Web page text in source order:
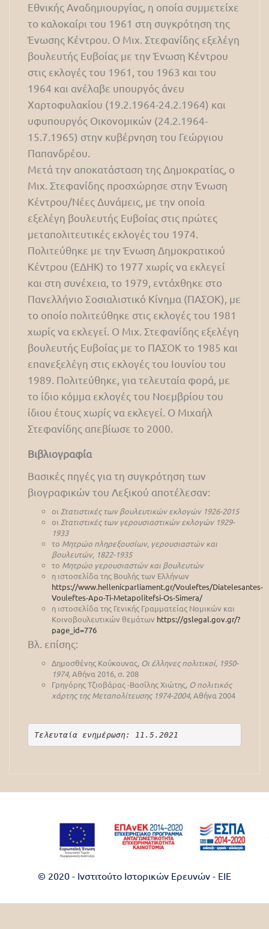
Εθνικής Αναδημιουργίας, η οποία συμμετείχε
το καλοκαίρι του 1961 στη συγκρότηση της
Ένωσης Κέντρου. Ο Μιχ. Στεφανίδης εξελέγη
βουλευτής Ευβοίας με την Ένωση Κέντρου
στις εκλογές του 1961, του 1963 και του
1964 και ανέλαβε υπουργός άνευ
Χαρτοφυλακίου (19.2.1964-24.2.1964) και
υφυπουργός Οικονομικών (24.2.1964-
15.7.1965) στην κυβέρνηση του Γεώργιου
Παπανδρέου.
Μετά την αποκατάσταση της Δημοκρατίας, ο
Μιχ. Στεφανίδης προσχώρησε στην Ένωση
Κέντρου/Νέες Δυνάμεις, με την οποία
εξελέγη βουλευτής Ευβοίας στις πρώτες
μεταπολιτευτικές εκλογές του 1974.
Πολιτεύθηκε με την Ένωση Δημοκρατικού
Κέντρου (ΕΔΗΚ) το 1977 χωρίς να εκλεγεί
και στη συνέχεια, το 1979, εντάχθηκε στο
Πανελλήνιο Σοσιαλιστικό Κίνημα (ΠΑΣΟΚ), με
το οποίο πολιτεύθηκε στις εκλογές του 1981
χωρίς να εκλεγεί. Ο Μιχ. Στεφανίδης εξελέγη
βουλευτής Ευβοίας με το ΠΑΣΟΚ το 1985 και
επανεξελέγη στις εκλογές του Ιουνίου του
1989. Πολιτεύθηκε, για τελευταία φορά, με
το ίδιο κόμμα εκλογές του Νοεμβρίου του
ίδιου έτους χωρίς να εκλεγεί. Ο Μιχαήλ
Στεφανίδης απεβίωσε το 2000.
Βιβλιογραφία
Βασικές πηγές για τη συγκρότηση των
βιογραφικών του Λεξικού αποτέλεσαν:
οι Στατιστικές των βουλευτικών εκλογών 1926-2015
οι Στατιστικές των γερουσιαστικών εκλογών 1929-
1933
το Μητρώο πληρεξουσίων, γερουσιαστών και
βουλευτών, 1822-1935
το Μητρώο γερουσιαστών και βουλευτών
η ιστοσελίδα της Βουλής των Ελλήνων
https://www.hellenicparliament.gr/Vouleftes/Diatelesantes-
Vouleftes-Apo-Ti-Metapolitefsi-Os-Simera/
η ιστοσελίδα της Γενικής Γραμματείας Νομικών και
Κοινοβουλευτικών θεμάτων https://gslegal.gov.gr/?
page_id=776
Βλ. επίσης:
Δημοσθένης Κούκουνας, Οι έλληνες πολιτικοί, 1950-
1974,Αθήνα 2016, σ. 208
Γρηγόρης Τζιοβάρας -Βασίλης Χιώτης, Ο πολιτικός
χάρτης της Μεταπολίτευσης 1974-2004, Αθήνα 2004
Τελευταία ενημέρωση: 11.5.2021
© 2020 - Ινστιτούτο Ιστορικών Ερευνών - EIE